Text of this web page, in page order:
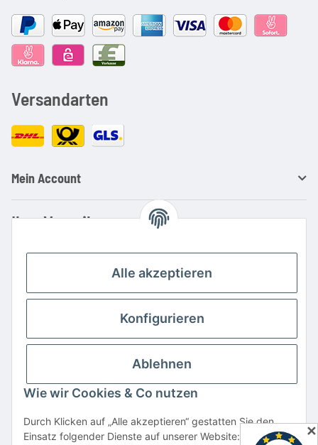
Versandarten
Mein Account
Ihre Vorteile
Kauf auf Rechnung
Große Auswahl an Netzteilen und Ladegeräten
Schnelle Lieferung
Hohe Lagerverfügbarkeit
Vertrag widerrufen
* Alle Preise inkl. gesetzlicher USt., zzgl.Versand
Alle akzeptieren
Konfigurieren
Ablehnen
Wie wir Cookies & Co nutzen
Durch Klicken auf „Alle akzeptieren“ gestatten Sie den
Einsatz folgender Dienste auf unserer Website: YouTube,
✕